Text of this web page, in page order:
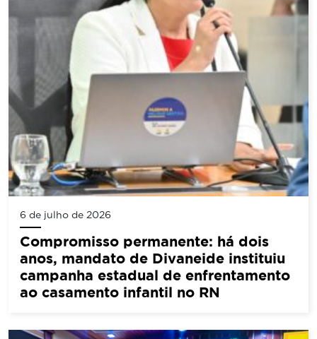
6 de julho de 2026
Compromisso permanente: há dois
anos, mandato de Divaneide instituiu
campanha estadual de enfrentamento
ao casamento infantil no RN